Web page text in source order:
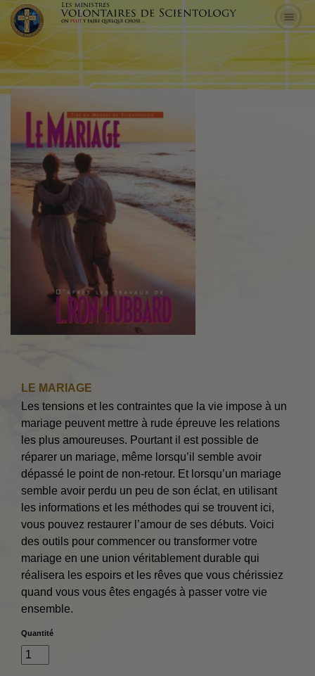
LE MARIAGE
Les tensions et les contraintes que la vie impose à un
mariage peuvent mettre à rude épreuve les relations
les plus amoureuses. Pourtant il est possible de
réparer un mariage, même lorsqu’il semble avoir
dépassé le point de non-retour. Et lorsqu’un mariage
semble avoir perdu un peu de son éclat, en utilisant
les informations et les méthodes qui se trouvent ici,
vous pouvez restaurer l’amour de ses débuts. Voici
des outils pour commencer ou transformer votre
mariage en une union véritablement durable qui
réalisera les espoirs et les rêves que vous chérissiez
quand vous vous êtes engagés à passer votre vie
ensemble.
Quantité